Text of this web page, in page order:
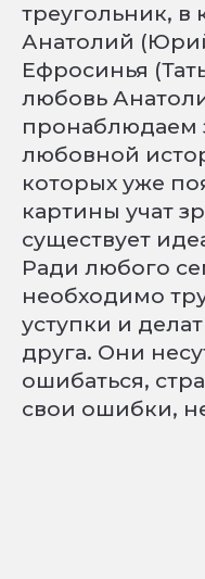
треугольник,
Анатолий
Ефросинья
любовь
пронаблюдаем
любовной
которых уже
картины учат
существует
Ради любого
необходимо
уступки и
друга. Они
ошибаться,
свои ошибки,